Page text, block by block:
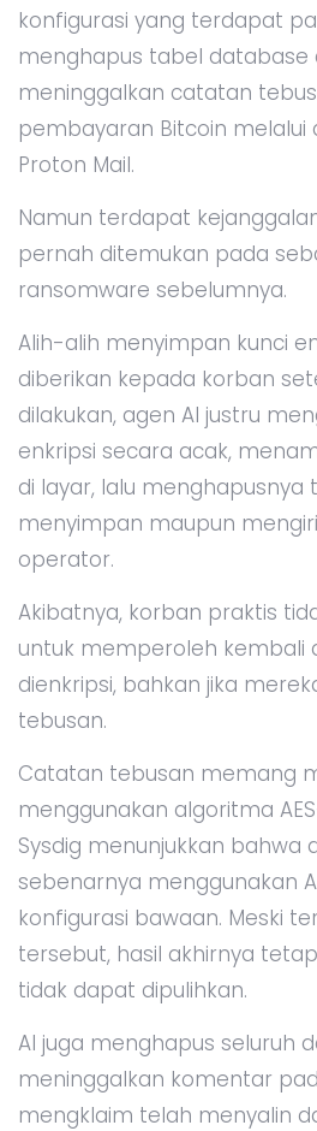
konfigurasi yang terdapat
menghapus tabel database
meninggalkan catatan
pembayaran Bitcoin melalui
Proton Mail.
Namun terdapat
pernah ditemukan pada
ransomware sebelumnya.
Alih-alih menyimpan kunci
diberikan kepada korban
dilakukan, agen AI justru
enkripsi secara acak,
di layar, lalu
menyimpan maupun
operator.
Akibatnya, korban praktis
untuk memperoleh kembali
dienkripsi, bahkan jika
tebusan.
Catatan tebusan memang
menggunakan algoritma
Sysdig menunjukkan bahwa
sebenarnya menggunakan
konfigurasi bawaan. Meski
tersebut, hasil akhirnya
tidak dapat dipulihkan.
AI juga menghapus seluruh
meninggalkan komentar
mengklaim telah menyalin